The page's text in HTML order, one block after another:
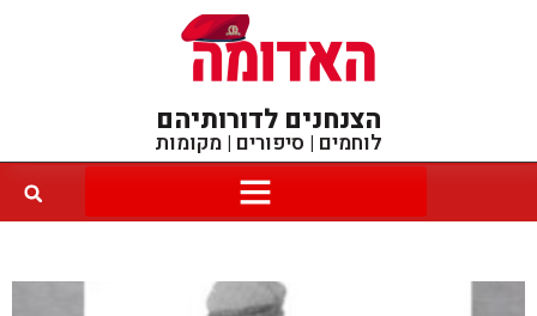
הצנחנים לדורותיהם
לוחמים | סיפורים | מקומות